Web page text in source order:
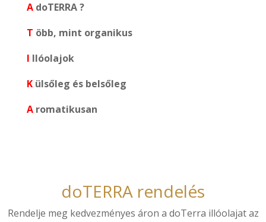
AdoTERRA ?
T öbb, mint organikus
I llóolajok
K ülsőleg és belsőleg
Aromatikusan
doTERRA rendelés
Rendelje meg kedvezményes áron a doTerra illóolajat az